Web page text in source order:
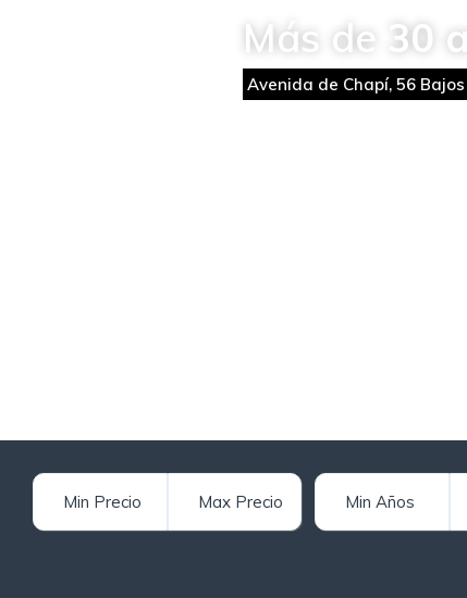
Más de 30
Avenida de Chapí, 56 Bajos